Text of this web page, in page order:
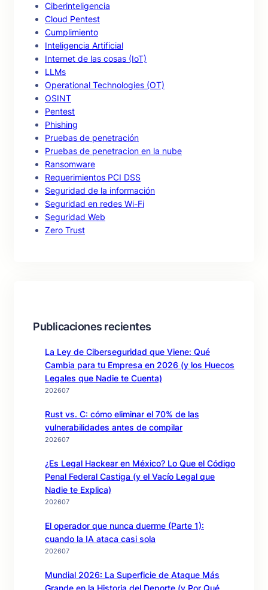
Ciberinteligencia
Cloud Pentest
Cumplimiento
Inteligencia Artificial
Internet de las cosas (IoT)
LLMs
Operational Technologies (OT)
OSINT
Pentest
Phishing
Pruebas de penetración
Pruebas de penetracion en la nube
Ransomware
Requerimientos PCI DSS
Seguridad de la información
Seguridad en redes Wi-Fi
Seguridad Web
Zero Trust
Publicaciones recientes
La Ley de Ciberseguridad que Viene: Qué
Cambia para tu Empresa en 2026 (y los Huecos
Legales que Nadie te Cuenta)
202607
Rust vs. C: cómo eliminar el 70% de las
vulnerabilidades antes de compilar
202607
¿Es Legal Hackear en México? Lo Que el Código
Penal Federal Castiga (y el Vacío Legal que
Nadie te Explica)
202607
El operador que nunca duerme (Parte 1):
cuando la IA ataca casi sola
202607
Mundial 2026: La Superficie de Ataque Más